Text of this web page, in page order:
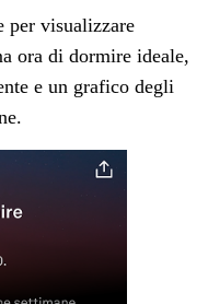
per visualizzare
ora di dormire ideale,
e un grafico degli